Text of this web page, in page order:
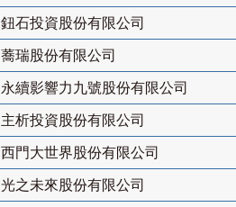
鈕石投資股份有限公司
蕎瑞股份有限公司
永續影響力九號股份有限公司
主析投資股份有限公司
西門大世界股份有限公司
光之未來股份有限公司